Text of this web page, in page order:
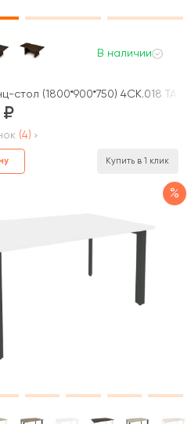
В наличии
стол (1800*900*750) 4СК.018
(4)
Купить в 1 клик
%